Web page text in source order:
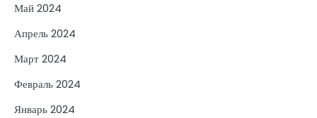
Май 2024
Апрель 2024
Март 2024
Февраль 2024
Январь 2024